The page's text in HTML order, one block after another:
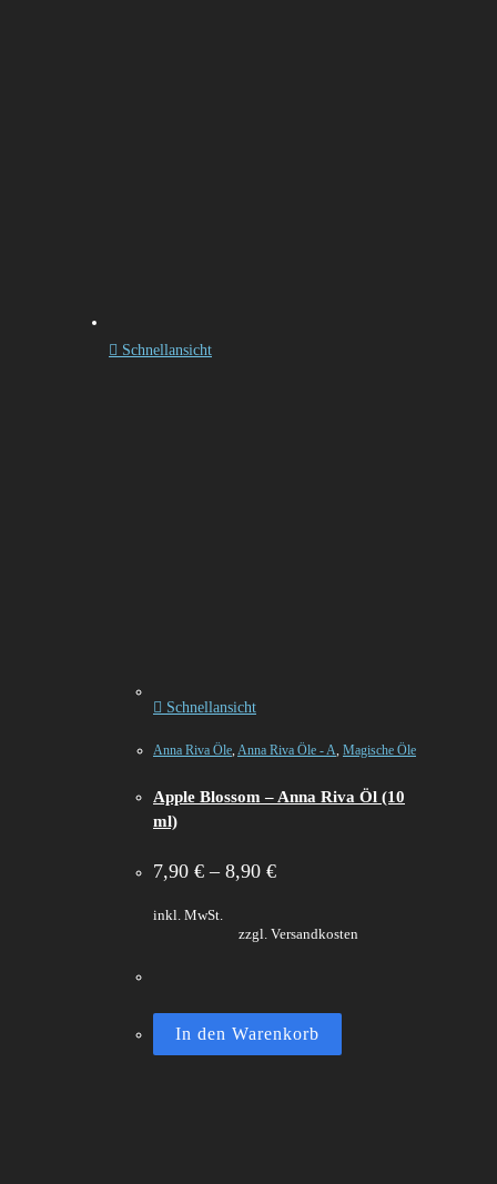
Schnellansicht
Schnellansicht
Anna Riva Öle, Anna Riva Öle - A, Magische Öle
Apple Blossom – Anna Riva Öl (10
ml)
7,90 € – 8,90 €
inkl. MwSt.
zzgl. Versandkosten
In den Warenkorb